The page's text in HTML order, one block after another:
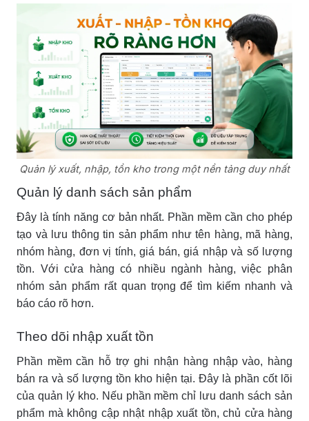
Quản lý xuất, nhập, tồn kho trong một nền tảng duy nhất
Quản lý danh sách sản phẩm
Đây là tính năng cơ bản nhất. Phần mềm cần cho phép
tạo và lưu thông tin sản phẩm như tên hàng, mã hàng,
nhóm hàng, đơn vị tính, giá bán, giá nhập và số lượng
tồn. Với cửa hàng có nhiều ngành hàng, việc phân
nhóm sản phẩm rất quan trọng để tìm kiếm nhanh và
báo cáo rõ hơn.
Theo dõi nhập xuất tồn
Phần mềm cần hỗ trợ ghi nhận hàng nhập vào, hàng
bán ra và số lượng tồn kho hiện tại. Đây là phần cốt lõi
của quản lý kho. Nếu phần mềm chỉ lưu danh sách sản
phẩm mà không cập nhật nhập xuất tồn, chủ cửa hàng